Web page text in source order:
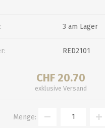
3 am Lager
RED2101
CHF 20.70
exklusive Versand
Menge: